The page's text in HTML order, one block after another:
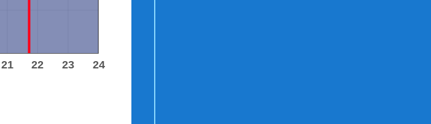
21 22 23 24